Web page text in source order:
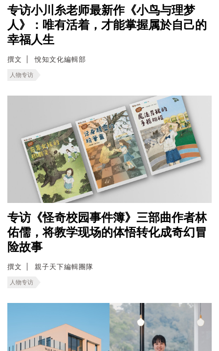
专访小川糸老师最新作《小鸟与理梦
人》：唯有活着，才能掌握属於自己的
幸福人生
撰文 悅知文化編輯部
人物专访
专访《怪奇校园事件簿》三部曲作者林
佑儒，将教学现场的体悟转化成奇幻冒
险故事
撰文 親子天下編輯團隊
人物专访